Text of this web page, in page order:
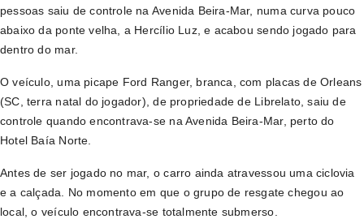
pessoas saiu de controle na Avenida Beira-Mar, numa curva pouco
abaixo da ponte velha, a Hercílio Luz, e acabou sendo jogado para
dentro do mar.
O veículo, uma picape Ford Ranger, branca, com placas de Orleans
(SC, terra natal do jogador), de propriedade de Librelato, saiu de
controle quando encontrava-se na Avenida Beira-Mar, perto do
Hotel Baía Norte.
Antes de ser jogado no mar, o carro ainda atravessou uma ciclovia
e a calçada. No momento em que o grupo de resgate chegou ao
local, o veículo encontrava-se totalmente submerso.